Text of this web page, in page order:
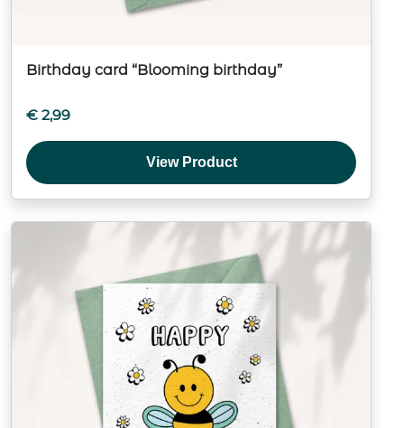
Birthday card “Blooming birthday”
€ 2,99
View Product